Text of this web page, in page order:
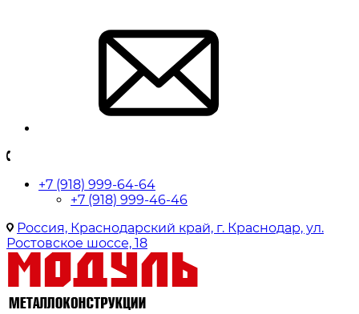
+7 (918) 999-64-64
+7 (918) 999-46-46
Россия, Краснодарский край, г. Краснодар, ул.
Ростовское шоссе, 18